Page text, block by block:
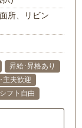
所、リビン
昇給･昇格あり
主夫歓迎
シフト自由